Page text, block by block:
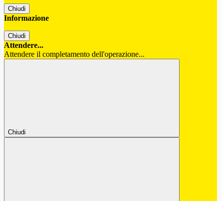
Chiudi
Informazione
Chiudi
Attendere...
Attendere il completamento dell'operazione...
Chiudi